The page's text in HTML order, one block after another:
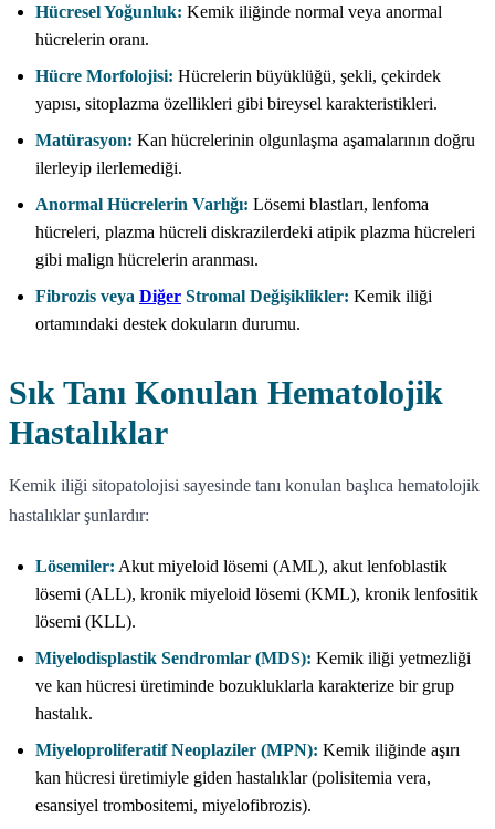
Hücresel Yoğunluk: Kemik iliğinde normal veya anormal
hücrelerin oranı.
Hücre Morfolojisi: Hücrelerin büyüklüğü, şekli, çekirdek
yapısı, sitoplazma özellikleri gibi bireysel karakteristikleri.
Matürasyon: Kan hücrelerinin olgunlaşma aşamalarının doğru
ilerleyip ilerlemediği.
Anormal Hücrelerin Varlığı: Lösemi blastları, lenfoma
hücreleri, plazma hücreli diskrazilerdeki atipik plazma hücreleri
gibi malign hücrelerin aranması.
Fibrozis veya Diğer Stromal Değişiklikler: Kemik iliği
ortamındaki destek dokuların durumu.
Sık Tanı Konulan Hematolojik
Hastalıklar
Kemik iliği sitopatolojisi sayesinde tanı konulan başlıca hematolojik
hastalıklar şunlardır:
Lösemiler: Akut miyeloid lösemi (AML), akut lenfoblastik
lösemi (ALL), kronik miyeloid lösemi (KML), kronik lenfositik
lösemi (KLL).
Miyelodisplastik Sendromlar (MDS): Kemik iliği yetmezliği
ve kan hücresi üretiminde bozukluklarla karakterize bir grup
hastalık.
Miyeloproliferatif Neoplaziler (MPN): Kemik iliğinde aşırı
kan hücresi üretimiyle giden hastalıklar (polisitemia vera,
esansiyel trombositemi, miyelofibrozis).